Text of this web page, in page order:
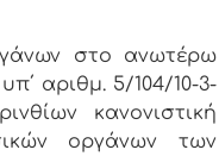
στο ανωτέρω
αριθμ. 5/104/10-3-
κανονιστική
οργάνων των